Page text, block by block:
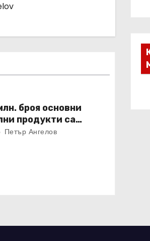
броя основни
продукти са
от „Кошница с грижа“
Петър Ангелов